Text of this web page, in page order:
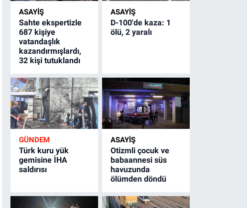
ASAYİŞ
Sahte ekspertizle
687 kişiye
vatandaşlık
kazandırmışlardı,
32 kişi tutuklandı
ASAYİŞ
D-100'de kaza: 1
ölü, 2 yaralı
GÜNDEM
Türk kuru yük
gemisine İHA
saldırısı
ASAYİŞ
Otizmli çocuk ve
babaannesi süs
havuzunda
ölümden döndü